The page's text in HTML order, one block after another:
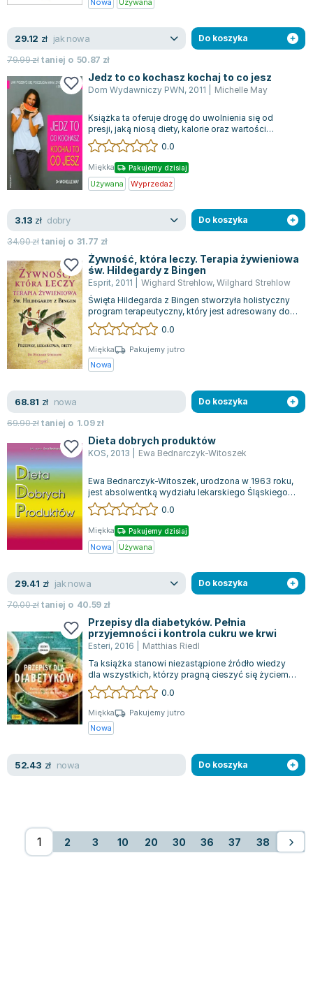
29.12 zł jak nowa
79.99złtaniej o 50.87 zł
Do koszyka
Jedz to co kochasz kochaj to co jesz
Dom Wydawniczy PWN, 2011 Michelle May
Książka ta oferuje drogę do uwolnienia się od
presji, jaką niosą diety, kalorie oraz wartości
odżywcze, umożliwiając skupienie na...
0.0
Miękka Pakujemy dzisiaj
Używana Wyprzedaż
3.13 zł dobry
34.90złtaniej o 31.77 zł
Do koszyka
Żywność, która leczy. Terapia żywieniowa
św. Hildegardy z Bingen
Esprit, 2011 Wighard Strehlow, Wilghard Strehlow
Święta Hildegarda z Bingen stworzyła holistyczny
program terapeutyczny, który jest adresowany do
osób zmagających się z różnorodny...
0.0
Miękka
Pakujemy jutro
Nowa
68.81 zł nowa
69.90złtaniej o 1.09zł
Do koszyka
Dieta dobrych produktów
KOS, 2013 Ewa Bednarczyk-Witoszek
Ewa Bednarczyk-Witoszek, urodzona w 1963 roku,
jest absolwentką wydziału lekarskiego Śląskiego
Uniwersytetu Medycznego w Katowicac...
0.0
Miękka Pakujemy dzisiaj
Nowa Używana
29.41 zł jak nowa
70.00złtaniej o 40.59 zł
Do koszyka
Przepisy dla diabetyków. Pełnia
przyjemności i kontrola cukru we krwi
Esteri, 2016
Matthias Riedl
Ta książka stanowi niezastąpione źródło wiedzy
dla wszystkich, którzy pragną cieszyć się życiem
pomimo zdiagnozowanej choroby, jak...
0.0
Miękka
Pakujemy jutro
Nowa
52.43 zł nowa Do koszyka
2 3 10 20 30 36 37 38